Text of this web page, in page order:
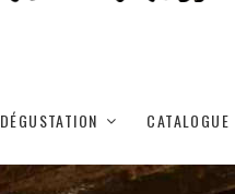
CATALOGUE